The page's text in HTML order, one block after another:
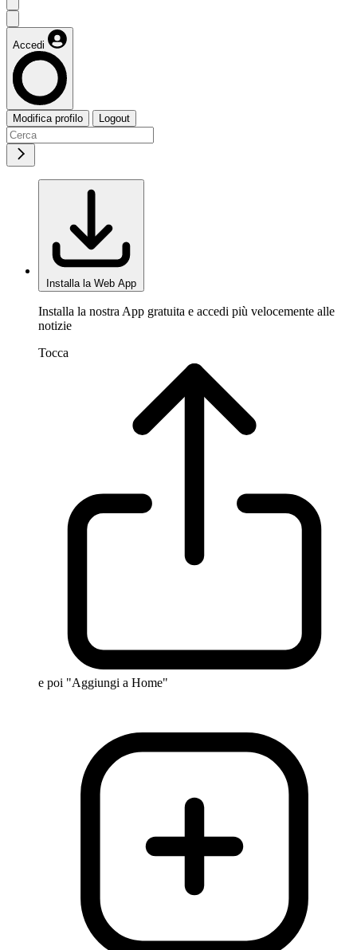
Accedi
Modifica profilo Logout
Installa la Web App
Installa la nostra App gratuita e accedi più velocemente alle
notizie
Tocca
e poi "Aggiungi a Home"